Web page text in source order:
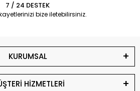
7 / 24 DESTEK
bize iletebilirsiniz.
KURUMSAL
HİZMETLERİ